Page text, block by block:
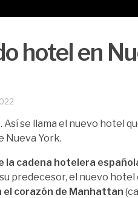
hotel en
se llama el nuevo hotel
Nueva York.
cadena hotelera
predecesor, el nuevo hotel
el corazón de Manhattan